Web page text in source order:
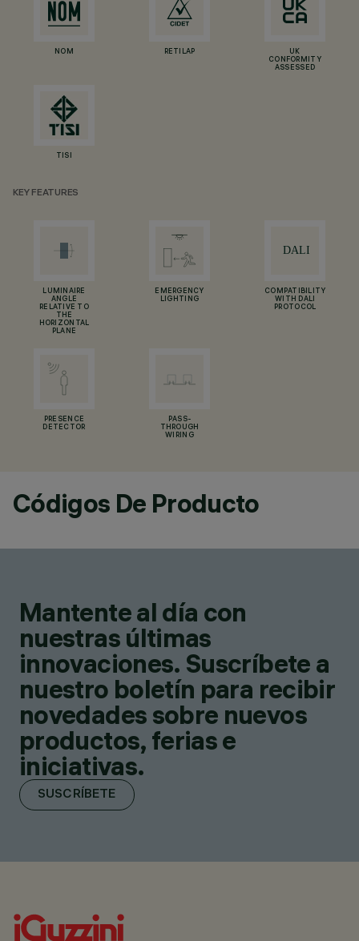
NOM RETILAP
UK
CONFORMITY
ASSESSED
TISI
KEY FEATURES
LUMINAIRE
ANGLE
RELATIVE TO
THE
HORIZONTAL
PLANE
EMERGENCY
LIGHTING
COMPATIBILITY
WITH DALI
PROTOCOL
PRESENCE
DETECTOR
PASS-
THROUGH
WIRING
Códigos De Producto
Mantente al día con
nuestras últimas
innovaciones. Suscríbete a
nuestro boletín para recibir
novedades sobre nuevos
productos, ferias e
iniciativas.
SUSCRÍBETE